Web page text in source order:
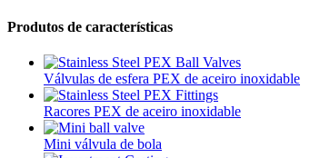
Produtos de características
Válvulas de esfera PEX de aceiro inoxidable
Racores PEX de aceiro inoxidable
Mini válvula de bola